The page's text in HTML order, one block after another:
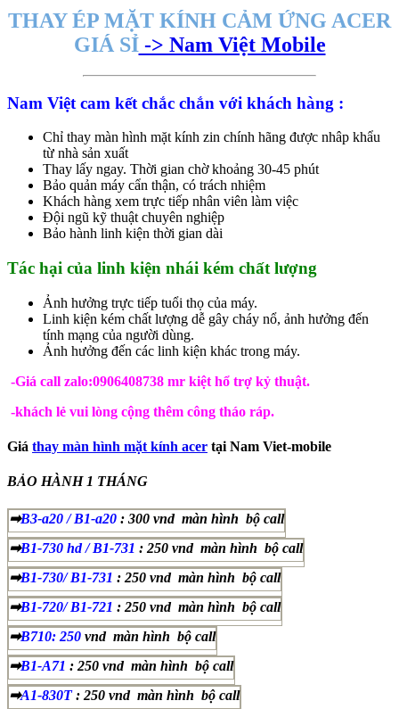
THAY ÉP MẶT KÍNH CẢM ỨNG ACER
GIÁ SỈ-> Nam Việt Mobile
Nam Việt cam kết chắc chắn với khách hàng :
Chỉ thay màn hình mặt kính zin chính hãng được nhâp khẩu
từ nhà sản xuất
Thay lấy ngay. Thời gian chờ khoảng 30-45 phút
Bảo quản máy cẩn thận, có trách nhiệm
Khách hàng xem trực tiếp nhân viên làm việc
Đội ngũ kỹ thuật chuyên nghiệp
Bảo hành linh kiện thời gian dài
Tác hại của linh kiện nhái kém chất lượng
Ảnh hưởng trực tiếp tuổi thọ của máy.
Linh kiện kém chất lượng dễ gây cháy nổ, ảnh hưởng đến
tính mạng của người dùng.
Ảnh hưởng đến các linh kiện khác trong máy.
-Giá call zalo:0906408738 mr kiệt hổ trợ kỷ thuật.
-khách lẻ vui lòng cộng thêm công tháo ráp.
Giá thay màn hình mặt kính acer tại Nam Viet-mobile
BẢO HÀNH 1 THÁNG
➡B3-a20 / B1-a20 : 300 vnd màn hình bộ call
➡B1-730 hd / B1-731 : 250 vnd màn hình bộ call
➡B1-730/ B1-731 : 250 vnd màn hình bộ call
➡B1-720/ B1-721 : 250 vnd màn hình bộ call
➡B710: 250 vnd màn hình bộ call
➡B1-A71 : 250 vnd màn hình bộ call
➡A1-830T: 250 vnd màn hình bộ call